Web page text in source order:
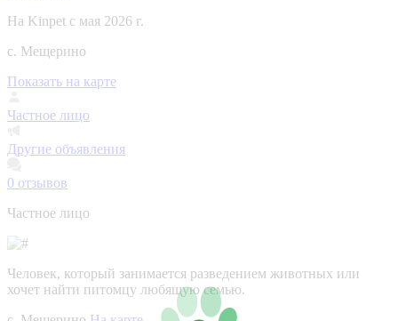
На Kinpet c мая 2026 г.
с. Мещерино
Показать на карте
Частное лицо
Другие объявления
0 отзывов
Частное лицо
Человек, который занимается разведением животных или
хочет найти питомцу любящую семью.